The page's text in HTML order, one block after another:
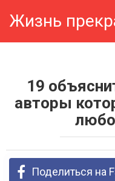
Жизнь
19
авторы
Поделиться на